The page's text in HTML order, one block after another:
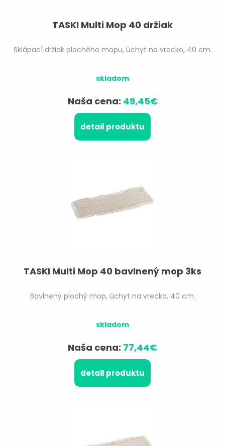
TASKI Multi Mop 40 držiak
Sklápací držiak plochého mopu, úchyt na vrecko, 40 cm.
skladom
Naša cena: 49,45€
detail produktu
TASKI Multi Mop 40 bavlnený mop 3ks
Bavlnený plochý mop, úchyt na vrecko, 40 cm.
skladom
Naša cena: 77,44€
detail produktu